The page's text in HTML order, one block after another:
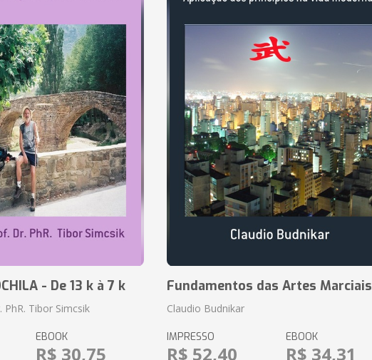
- De 13 k à 7 k
Tibor Simcsik
EBOOK
R$ 30,75
Fundamentos das Artes Marciais
Claudio Budnikar
IMPRESSO
R$ 52,40
EBOOK
R$ 34,31